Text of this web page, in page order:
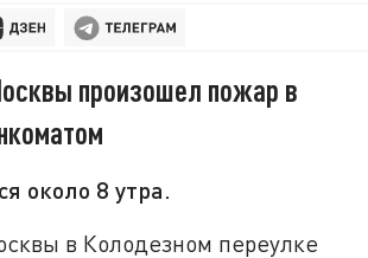
произошел пожар в
около 8 утра.
в Колодезном переулке